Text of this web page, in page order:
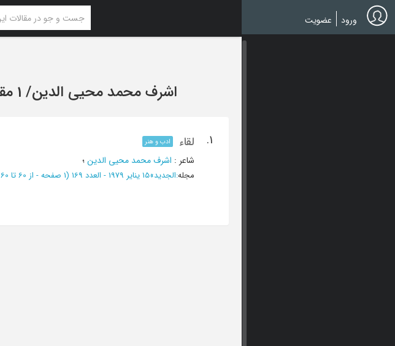
Skip
to
main
ورود عضویت
اشرف محمد محیی الدین/ 1 مقاله
1. لقاء ادب و هنر
شاعر : اشرف محمد محیی الدین؛
مجله:الجدید»15 ینایر 1979 - العدد 169 (‎1 صفحه - از 60 تا 60